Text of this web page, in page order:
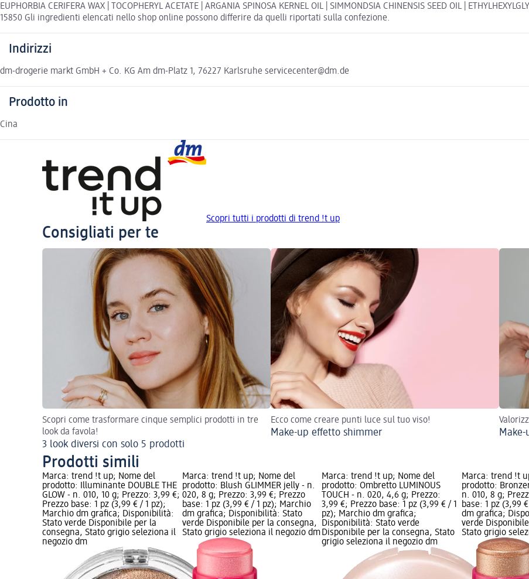
EUPHORBIA CERIFERA WAX | TOCOPHERYL ACETATE | ARGANIA SPINOSA KERNEL OIL | SIMMONDSIA CHINENSIS SEED OIL |
15850 Gli ingredienti elencati nello shop online possono differire da quelli riportati sulla confezione.
Indirizzi
dm-drogerie markt GmbH + Co. KG Am dm-Platz 1, 76227 Karlsruhe servicecenter@dm.de
Prodotto in
Cina
Scopri tutti i prodotti di trend !t up
Consigliati per te
Scopri come trasformare cinque semplici prodotti in tre
look da favola!
3 look diversi con solo 5 prodotti
Ecco come creare punti luce sul tuo viso!
Make-up effetto shimmer
Prodotti simili
Marca: trend !t up; Nome del
prodotto: Illuminante DOUBLE THE
GLOW - n. 010, 10 g; Prezzo: 3,99 €;
Prezzo base: 1 pz (3,99 € / 1 pz);
Marchio dm grafica; Disponibilità:
Stato verde Disponibile per la
consegna, Stato grigio seleziona il
negozio dm
Marca: trend !t up; Nome del
prodotto: Blush GLIMMER jelly - n.
020, 8 g; Prezzo: 3,99 €; Prezzo
base: 1 pz (3,99 € / 1 pz); Marchio
dm grafica; Disponibilità: Stato
verde Disponibile per la consegna,
Stato grigio seleziona il negozio dm
Marca: trend !t up; Nome del
prodotto: Ombretto LUMINOUS
TOUCH - n. 020, 4,6 g; Prezzo:
3,99 €; Prezzo base: 1 pz (3,99 € / 1
pz); Marchio dm grafica;
Disponibilità: Stato verde
Disponibile per la consegna, Stato
grigio seleziona il negozio dm
Marca: trend !t
prodotto:
n. 010, 8 g;
base: 1 pz (3,99
dm grafica;
verde
Stato grigio